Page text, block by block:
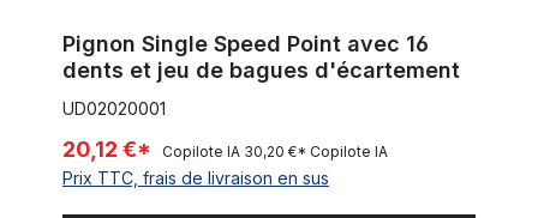
Pignon Single Speed Point avec 16
dents et jeu de bagues d'écartement
UD02020001
20,12 €* Copilote IA 30,20 €* Copilote IA
Prix TTC, frais de livraison en sus